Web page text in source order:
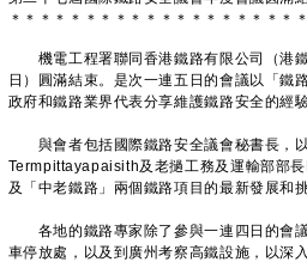
＊ ＊ ＊ ＊ ＊ ＊ ＊ ＊ ＊ ＊ ＊ ＊ ＊ ＊ ＊ ＊ ＊ ＊ ＊ ＊
機電工程署聯同香港鐵路有限公司（港鐵
日）圓滿結束。是次一連五日的會議以「
政府和鐵路業界代表分享維護鐵路安全的經
與會者包括國際鐵路安全議會秘書長，以
Termpittayapaisith及老撾工務及運輸部部
及「中老鐵路」兩個鐵路項目的最新發展和挑
各地的鐵路專家除了參與一連四日的會議
車停放處，以及到廣州考察高鐵設施，以深